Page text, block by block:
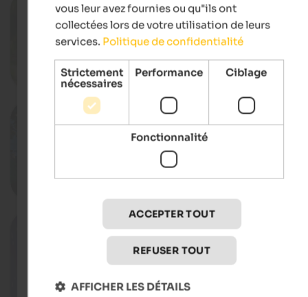
Long Shopping Wednesdays
St. Michael, Eppan an der Weinstraße
12.08.2026, 19.08.2026, …
Beat on the Street
Village centre, Naturns
04. - 21.08.2026
Naturns laughs
Outdoor theatre, Naturns
vous leur avez fournies ou qu"ils ont
collectées lors de votre utilisation de leurs
services. Politique de confidentialité
Strictement
nécessaires
Performance Ciblage
Fonctionnalité
ACCEPTER TOUT
REFUSER TOUT
AFFICHER LES DÉTAILS